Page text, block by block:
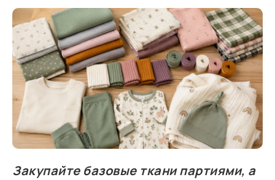
Закупайте базовые ткани партиями, а